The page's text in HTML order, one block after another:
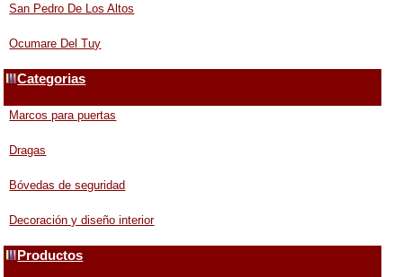
San Pedro De Los Altos
Ocumare Del Tuy
Categorias
Marcos para puertas
Dragas
Bóvedas de seguridad
Decoración y diseño interior
Productos